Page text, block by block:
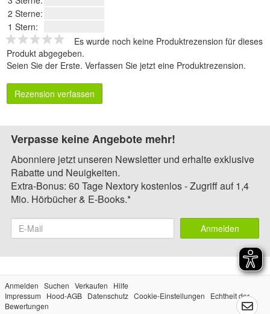
2 Sterne:
1 Stern:
Es wurde noch keine Produktrezension für dieses
Produkt abgegeben.
Seien Sie der Erste. Verfassen Sie jetzt eine Produktrezension.
Rezension verfassen
Verpasse keine Angebote mehr!
Abonniere jetzt unseren Newsletter und erhalte exklusive
Rabatte und Neuigkeiten.
Extra-Bonus: 60 Tage Nextory kostenlos - Zugriff auf 1,4
Mio. Hörbücher & E-Books.*
Anmelden
Anmelden Suchen Verkaufen
Hilfe
Impressum
Hood-AGB Datenschutz Cookie-Einstellungen
Echtheit der
Bewertungen